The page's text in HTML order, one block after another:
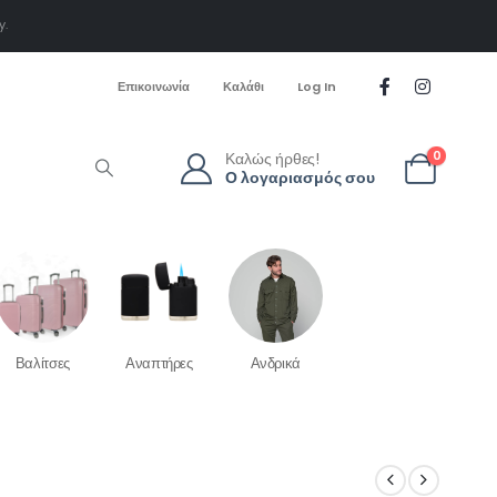
Επικοινωνία Καλάθι Log In
Καλώς ήρθες!
Ο λογαριασμός σου
0
Βαλίτσες Αναπτήρες Ανδρικά